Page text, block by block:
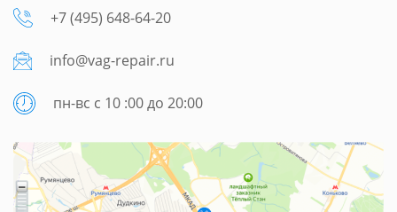
+7 (495) 648-64-20
info@vag-repair.ru
пн-вс с 10 :00 до 20:00